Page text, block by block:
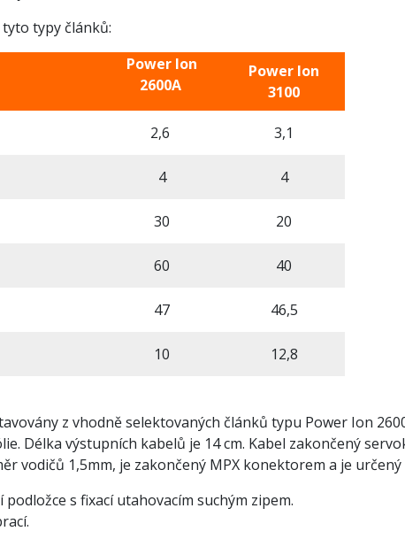
typy článků:
Power Ion
2600A
Power Ion
3100
2,6
3,1
4
4
30
20
60
40
47
46,5
10 12,8
z vhodně selektovaných článků typu Power Ion
Délka výstupních kabelů je 14 cm. Kabel zakončený
vodičů 1,5mm, je zakončený MPX konektorem a je
s fixací utahovacím suchým zipem.